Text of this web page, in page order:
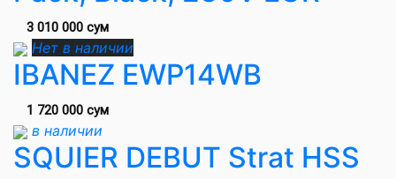
3 010 000 сум
Нет в наличии
IBANEZ EWP14WB
1 720 000 сум
в наличии
SQUIER DEBUT Strat HSS